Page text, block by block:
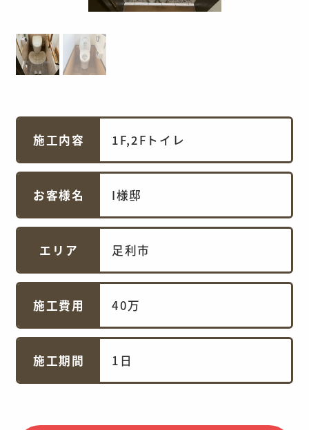
施工内容 1F,2Fトイレ
お客様名 I様邸
エリア 足利市
施工費用 40万
施工期間 1日